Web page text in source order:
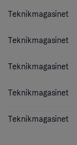
Teknikmagasinet
Teknikmagasinet
Teknikmagasinet
Teknikmagasinet
Teknikmagasinet